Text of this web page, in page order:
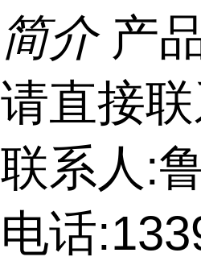
简介 产
请直接
联系人:
电话